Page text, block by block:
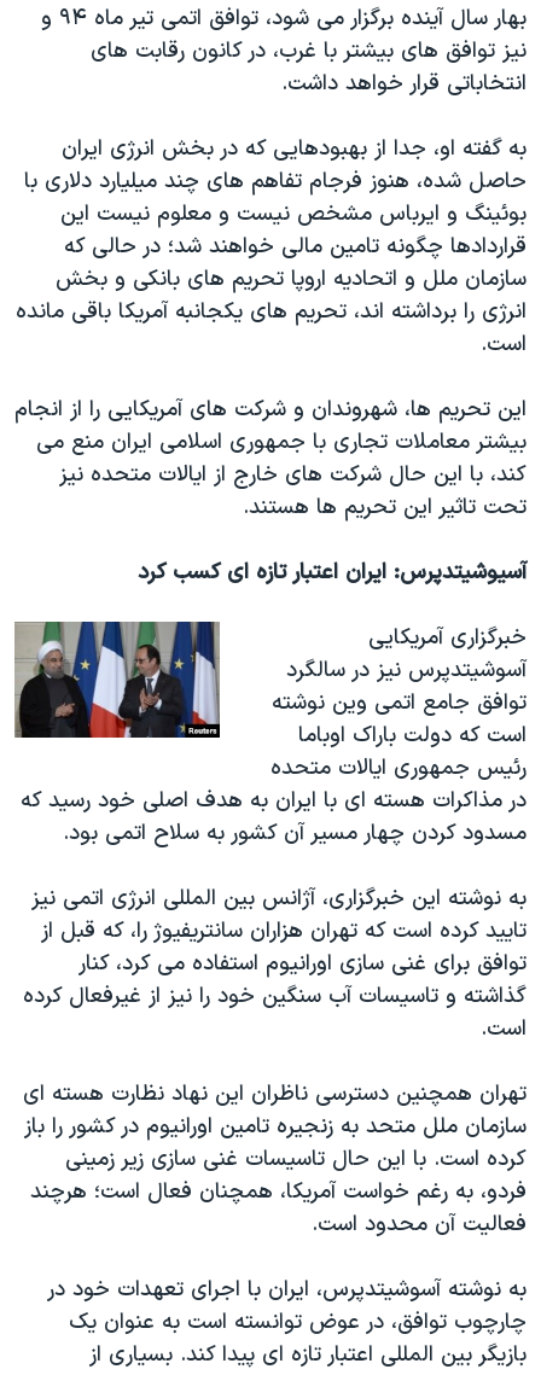
بهار سال آینده برگزار می شود، توافق اتمی تیر ماه ۹۴ و
نیز توافق های بیشتر با غرب، در کانون رقابت های
انتخاباتی قرار خواهد داشت.
به گفته او، جدا از بهبودهایی که در بخش انرژی ایران
حاصل شده، هنوز فرجام تفاهم های چند میلیارد دلاری با
بوئینگ و ایرباس مشخص نیست و معلوم نیست این
قراردادها چگونه تامین مالی خواهند شد؛ در حالی که
سازمان ملل و اتحادیه اروپا تحریم های بانکی و بخش
انرژی را برداشته اند، تحریم های یکجانبه آمریکا باقی مانده
است.
این تحریم ها، شهروندان و شرکت های آمریکایی را از انجام
بیشتر معاملات تجاری با جمهوری اسلامی ایران منع می
کند، با این حال شرکت های خارج از ایالات متحده نیز
تحت تاثیر این تحریم ها هستند.
آسیوشیتدپرس: ایران اعتبار تازه ای کسب کرد
خبرگزاری آمریکایی
آسوشیتدپرس نیز در سالگرد
توافق جامع اتمی وین نوشته
است که دولت باراک اوباما
رئیس جمهوری ایالات متحده
در مذاکرات هسته ای با ایران به هدف اصلی خود رسید که
مسدود کردن چهار مسیر آن کشور به سلاح اتمی بود.
به نوشته این خبرگزاری، آژانس بین المللی انرژی اتمی نیز
تایید کرده است که تهران هزاران سانتریفیوژ را، که قبل از
توافق برای غنی سازی اورانیوم استفاده می کرد، کنار
گذاشته و تاسیسات آب سنگین خود را نیز از غیرفعال کرده
است.
تهران همچنین دسترسی ناظران این نهاد نظارت هسته ای
سازمان ملل متحد به زنجیره تامین اورانیوم در کشور را باز
کرده است. با این حال تاسیسات غنی سازی زیر زمینی
فردو، به رغم خواست آمریکا، همچنان فعال است؛ هرچند
فعالیت آن محدود است.
به نوشته آسوشیتدپرس، ایران با اجرای تعهدات خود در
چارچوب توافق، در عوض توانسته است به عنوان یک
بازیگر بین المللی اعتبار تازه ای پیدا کند. بسیاری از